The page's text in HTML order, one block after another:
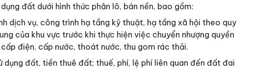
đất dưới hình thức phân lô, bán nền, bao gồm:
dịch vụ, công trình hạ tầng kỹ thuật, hạ tầng xã hội theo quy
của khu vực trước khi thực hiện việc chuyển nhượng quyền
điện, cấp nước, thoát nước, thu gom rác thải.
đất, tiền thuê đất; thuế, phí, lệ phí liên quan đến đất đai